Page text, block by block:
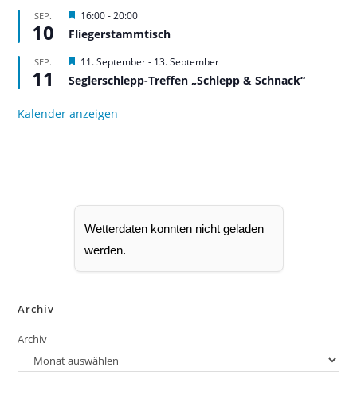
e
o
e
n
SEP.
10
H
e
r
o
r
g
h
16:00-20:00
Fliegerstammtisch
SEP.
11
H
r
o
11. September- 13. September
Seglerschlepp-Treffen „Schlepp & Schnack“
Kalender anzeigen
Wetterdaten konnten nicht geladen
werden.
Archiv
Archiv